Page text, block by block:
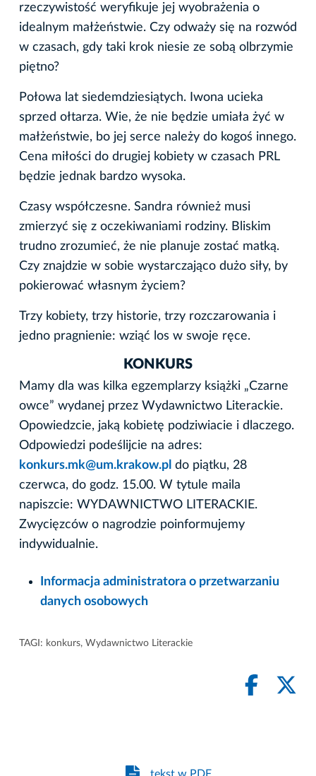
rzeczywistość weryfikuje jej wyobrażenia o
idealnym małżeństwie. Czy odważy się na rozwód
w czasach, gdy taki krok niesie ze sobą olbrzymie
piętno?
Połowa lat siedemdziesiątych. Iwona ucieka
sprzed ołtarza. Wie, że nie będzie umiała żyć w
małżeństwie, bo jej serce należy do kogoś innego.
Cena miłości do drugiej kobiety w czasach PRL
będzie jednak bardzo wysoka.
Czasy współczesne. Sandra również musi
zmierzyć się z oczekiwaniami rodziny. Bliskim
trudno zrozumieć, że nie planuje zostać matką.
Czy znajdzie w sobie wystarczająco dużo siły, by
pokierować własnym życiem?
Trzy kobiety, trzy historie, trzy rozczarowania i
jedno pragnienie: wziąć los w swoje ręce.
KONKURS
Mamy dla was kilka egzemplarzy książki „Czarne
owce” wydanej przez Wydawnictwo Literackie.
Opowiedzcie, jaką kobietę podziwiacie i dlaczego.
Odpowiedzi podeślijcie na adres:
konkurs.mk@um.krakow.pl do piątku, 28
czerwca, do godz. 15.00. W tytule maila
napiszcie: WYDAWNICTWO LITERACKIE.
Zwycięzców o nagrodzie poinformujemy
indywidualnie.
Informacja administratora o przetwarzaniu
danych osobowych
TAGI: konkurs, Wydawnictwo Literackie